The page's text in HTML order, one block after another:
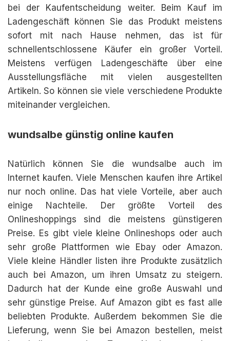
bei der Kaufentscheidung weiter. Beim Kauf im
Ladengeschäft können Sie das Produkt meistens
sofort mit nach Hause nehmen, das ist für
schnellentschlossene Käufer ein großer Vorteil.
Meistens verfügen Ladengeschäfte über eine
Ausstellungsfläche mit vielen ausgestellten
Artikeln. So können sie viele verschiedene Produkte
miteinander vergleichen.
wundsalbe günstig online kaufen
Natürlich können Sie die wundsalbe auch im
Internet kaufen. Viele Menschen kaufen ihre Artikel
nur noch online. Das hat viele Vorteile, aber auch
einige Nachteile. Der größte Vorteil des
Onlineshoppings sind die meistens günstigeren
Preise. Es gibt viele kleine Onlineshops oder auch
sehr große Plattformen wie Ebay oder Amazon.
Viele kleine Händler listen ihre Produkte zusätzlich
auch bei Amazon, um ihren Umsatz zu steigern.
Dadurch hat der Kunde eine große Auswahl und
sehr günstige Preise. Auf Amazon gibt es fast alle
beliebten Produkte. Außerdem bekommen Sie die
Lieferung, wenn Sie bei Amazon bestellen, meist